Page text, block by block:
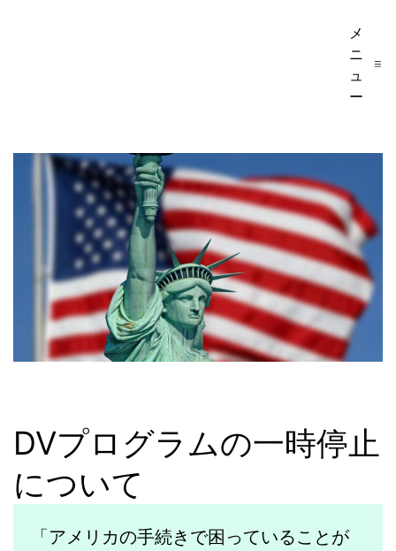
リ
移
民・
ビ
ザ
メ
ニ
ュ
ー
DVプログラムの一時停止
について
「アメリカの手続きで困っていることが